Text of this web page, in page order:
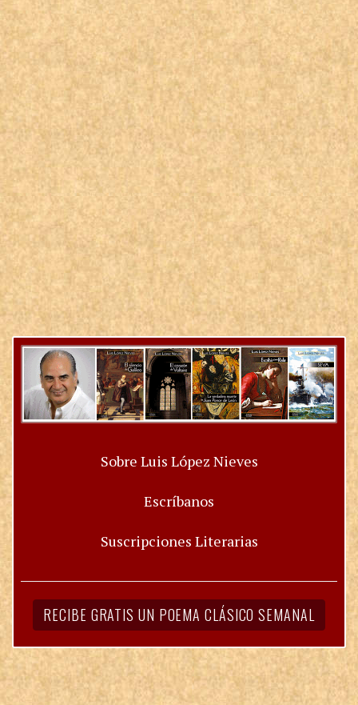
Sobre Luis López Nieves
Escríbanos
Suscripciones Literarias
RECIBE GRATIS UN POEMA CLÁSICO SEMANAL